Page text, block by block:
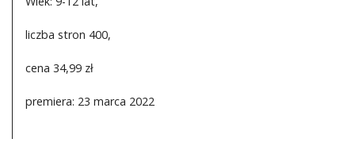
liczba stron 400,
cena 34,99 zł
premiera: 23 marca 2022